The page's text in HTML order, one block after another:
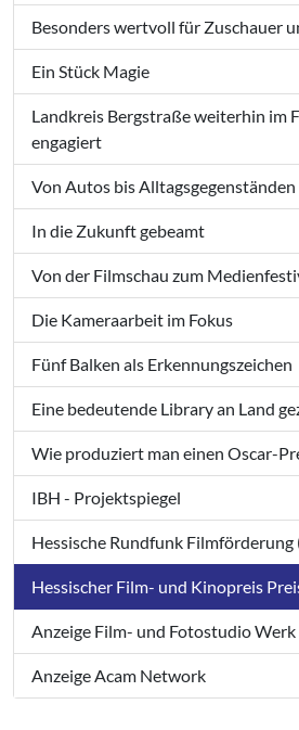
Besonders wertvoll für Zuschauer
Ein Stück Magie
Landkreis Bergstraße weiterhin im
engagiert
Von Autos bis Alltagsgegenständen
In die Zukunft gebeamt
Von der Filmschau zum
Die Kameraarbeit im Fokus
Fünf Balken als Erkennungszeichen
Eine bedeutende Library an Land
Wie produziert man einen Oscar-
IBH - Projektspiegel
Hessische Rundfunk Filmförderung
Hessischer Film- und Kinopreis
Anzeige Film- und Fotostudio Werk
Anzeige Acam Network